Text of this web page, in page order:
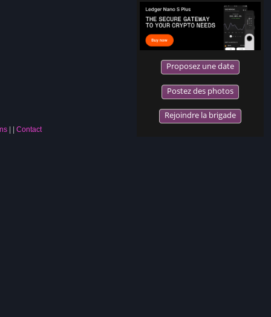
Proposez une date
Postez des photos
Rejoindre la brigade
| Contact